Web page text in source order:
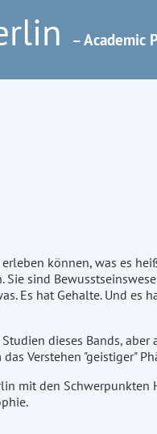
– Academic
können, was es
sind
Es hat Gehalte. Und es
dieses Bands, aber
Verstehen "geistiger"
mit den